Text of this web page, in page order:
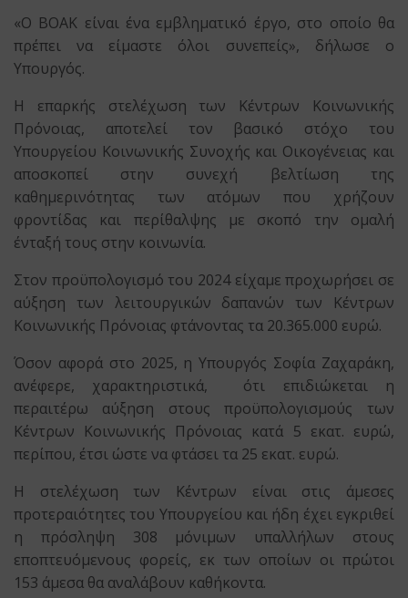
«Ο ΒΟΑΚ είναι ένα εμβληματικό έργο, στο οποίο θα
πρέπει να είμαστε όλοι συνεπείς», δήλωσε ο
Υπουργός.
Η επαρκής στελέχωση των Κέντρων Κοινωνικής
Πρόνοιας, αποτελεί τον βασικό στόχο του
Υπουργείου Κοινωνικής Συνοχής και Οικογένειας και
αποσκοπεί στην συνεχή βελτίωση της
καθημερινότητας των ατόμων που χρήζουν
φροντίδας και περίθαλψης με σκοπό την ομαλή
ένταξή τους στην κοινωνία.
Στον προϋπολογισμό του 2024 είχαμε προχωρήσει σε
αύξηση των λειτουργικών δαπανών των Κέντρων
Κοινωνικής Πρόνοιας φτάνοντας τα 20.365.000 ευρώ.
Όσον αφορά στο 2025, η Υπουργός Σοφία Ζαχαράκη,
ανέφερε, χαρακτηριστικά, ότι επιδιώκεται η
περαιτέρω αύξηση στους προϋπολογισμούς των
Κέντρων Κοινωνικής Πρόνοιας κατά 5 εκατ. ευρώ,
περίπου, έτσι ώστε να φτάσει τα 25 εκατ. ευρώ.
Η στελέχωση των Κέντρων είναι στις άμεσες
προτεραιότητες του Υπουργείου και ήδη έχει εγκριθεί
η πρόσληψη 308 μόνιμων υπαλλήλων στους
εποπτευόμενους φορείς, εκ των οποίων οι πρώτοι
153 άμεσα θα αναλάβουν καθήκοντα.